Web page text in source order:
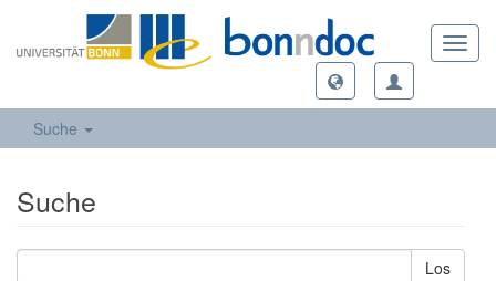
Suche
Suche
Los